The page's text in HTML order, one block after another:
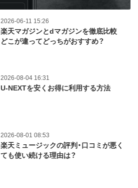
2026-06-11 15:26
楽天マガジンとdマガジンを徹底比較
どこが違ってどっちがおすすめ？
2026-08-04 16:31
U-NEXTを安くお得に利用する方法
2026-08-01 08:53
楽天ミュージックの評判・口コミが悪く
ても使い続ける理由は？